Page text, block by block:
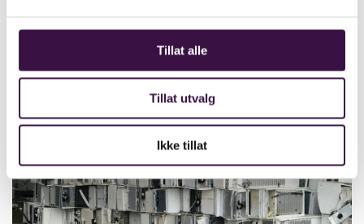
Tillat alle
Tillat utvalg
Ikke tillat